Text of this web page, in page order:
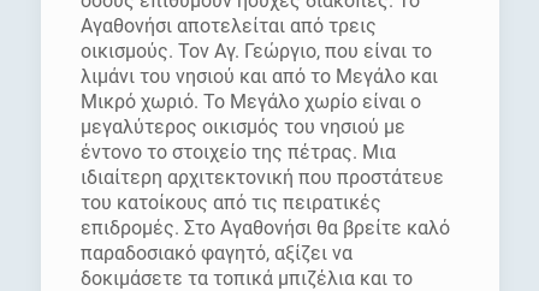
Αγαθονήσι αποτελείται από τρεις
οικισμούς. Τον Αγ. Γεώργιο, που είναι το
λιμάνι του νησιού και από το Μεγάλο και
Μικρό χωριό. Το Μεγάλο χωρίο είναι ο
μεγαλύτερος οικισμός του νησιού με
έντονο το στοιχείο της πέτρας. Μια
ιδιαίτερη αρχιτεκτονική που προστάτευε
του κατοίκους από τις πειρατικές
επιδρομές. Στο Αγαθονήσι θα βρείτε καλό
παραδοσιακό φαγητό, αξίζει να
δοκιμάσετε τα τοπικά μπιζέλια και το